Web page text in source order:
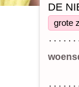
DE
grote